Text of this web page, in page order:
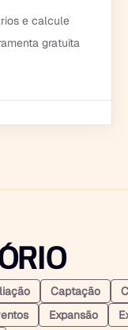
e calcule
gratuita
Captação
Expansão